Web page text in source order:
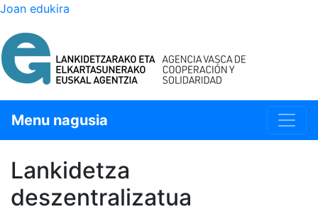
Joan edukira
Menu nagusia
Lankidetza
deszentralizatua